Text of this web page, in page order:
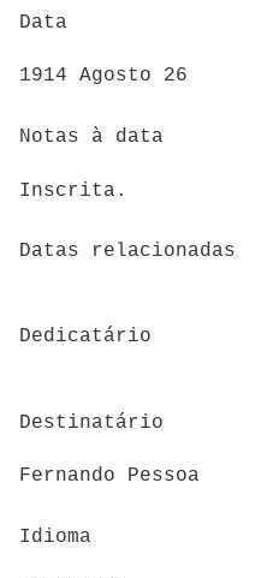
Data
1914 Agosto 26
Notas à data
Inscrita.
Datas relacionadas
Dedicatário
Destinatário
Fernando Pessoa
Idioma